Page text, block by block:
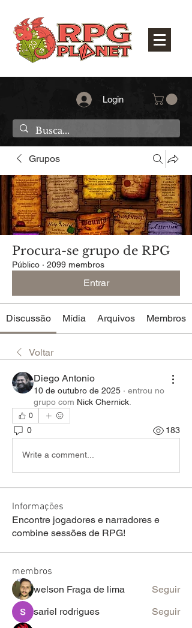
Login
Grupos
Procura-se grupo de RPG
Público · 2099 membros
Entrar
Discussão Mídia Arquivos Membros
Voltar
Diego Antonio
10 de outubro de 2025 · entrou no
grupo com Nick Chernick
0
0 183
Write a comment...
Informações
Encontre jogadores e narradores e
combine sessões de RPG!
membros
welson Fraga de lima
Seguir
sariel rodrigues
Seguir